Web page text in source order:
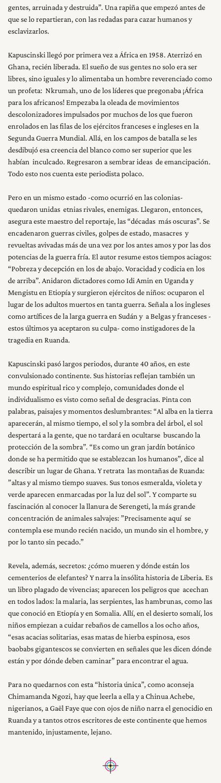
gentes, arruinada y destruida”. Una rapiña que empezó antes de
que se lo repartieran, con las redadas para cazar humanos y
esclavizarlos.
Kapuscinski llegó por primera vez a África en 1958. Aterrizó en
Ghana, recién liberada. El sueño de sus gentes no solo era ser
libres, sino iguales y lo alimentaba un hombre reverenciado como
un profeta: Nkrumah, uno de los líderes que pregonaba ¡África
para los africanos! Empezaba la oleada de movimientos
descolonizadores impulsados por muchos de los que fueron
enrolados en las filas de los ejércitos franceses e ingleses en la
Segunda Guerra Mundial. Allá, en los campos de batalla se les
desdibujó esa creencia del blanco como ser superior que les
habían inculcado. Regresaron a sembrar ideas de emancipación.
Todo esto nos cuenta este periodista polaco.
Pero en un mismo estado -como ocurrió en las colonias-
quedaron unidas etnias rivales, enemigas. Llegaron, entonces,
asegura este maestro del reportaje, las “décadas más oscuras”. Se
encadenaron guerras civiles, golpes de estado, masacres y
revueltas avivadas más de una vez por los antes amos y por las dos
potencias de la guerra fría. El autor resume estos tiempos aciagos:
“Pobreza y decepción en los de abajo. Voracidad y codicia en los
de arriba”. Anidaron dictadores como Idi Amin en Uganda y
Mengistu en Etiopía y surgieron ejércitos de niños: ocuparon el
lugar de los adultos muertos en tanta guerra. Señala a los ingleses
como artífices de la larga guerra en Sudán y a Belgas y franceses -
estos últimos ya aceptaron su culpa- como instigadores de la
tragedia en Ruanda.
Kapuscinski pasó largos periodos, durante 40 años, en este
convulsionado continente. Sus historias reflejan también un
mundo espiritual rico y complejo, comunidades donde el
individualismo es visto como señal de desgracias. Pinta con
palabras, paisajes y momentos deslumbrantes: “Al alba en la tierra
aparecerán, al mismo tiempo, el sol y la sombra del árbol, el sol
despertará a la gente, que no tardará en ocultarse buscando la
protección de la sombra”. “Es como un gran jardín botánico
donde se ha permitido que se establezcan los humanos”, dice al
describir un lugar de Ghana. Y retrata las montañas de Ruanda:
”altas y al mismo tiempo suaves. Sus tonos esmeralda, violeta y
verde aparecen enmarcadas por la luz del sol”. Y comparte su
fascinación al conocer la llanura de Serengeti, la más grande
concentración de animales salvajes: ”Precisamente aquí se
contempla ese mundo recién nacido, un mundo sin el hombre, y
por lo tanto sin pecado.”
Revela, además, secretos: ¿cómo mueren y dónde están los
cementerios de elefantes? Y narra la insólita historia de Liberia. Es
un libro plagado de vivencias; aparecen los peligros que acechan
en todos lados: la malaria, las serpientes, las hambrunas, como las
que conoció en Etiopía y en Somalia. Allí, en el desierto somalí, los
niños empiezan a cuidar rebaños de camellos a los ocho años,
“esas acacias solitarias, esas matas de hierba espinosa, esos
baobabs gigantescos se convierten en señales que les dicen dónde
están y por dónde deben caminar” para encontrar el agua.
Para no quedarnos con esta “historia única”, como aconseja
Chimamanda Ngozi, hay que leerla a ella y a Chinua Achebe,
nigerianos, a Gaël Faye que con ojos de niño narra el genocidio en
Ruanda y a tantos otros escritores de este continente que hemos
mantenido, injustamente, lejano.